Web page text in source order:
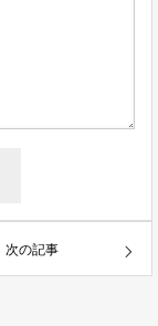
次の記事